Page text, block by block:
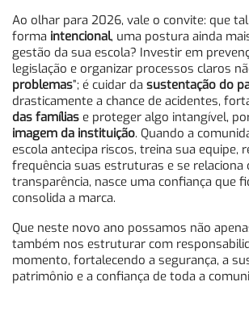
Ao olhar para 2026, vale o convite: que
forma intencional, uma postura ainda
gestão da sua escola? Investir em
legislação e organizar processos claros
problemas”; é cuidar da sustentação do
drasticamente a chance de acidentes,
das famílias e proteger algo intangível,
imagem da instituição. Quando a
escola antecipa riscos, treina sua equipe,
frequência suas estruturas e se relaciona
transparência, nasce uma confiança que
consolida a marca.
Que neste novo ano possamos não
também nos estruturar com
momento, fortalecendo a segurança, a
patrimônio e a confiança de toda a